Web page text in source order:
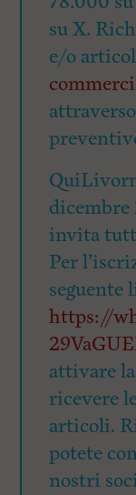
su X.
e/o
attraverso
dicembre
invita
Per
seguente
https://
attivare
ricevere
articoli.
potete
nostri